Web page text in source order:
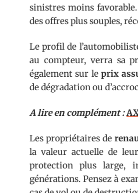
sinistres moins
des offres plus souples,
Le profil de
au compteur, verra sa
également sur le prix
de dégradation ou
A lire en complément :
Les propriétaires de
la valeur actuelle de
protection plus large,
générations. Pensez à